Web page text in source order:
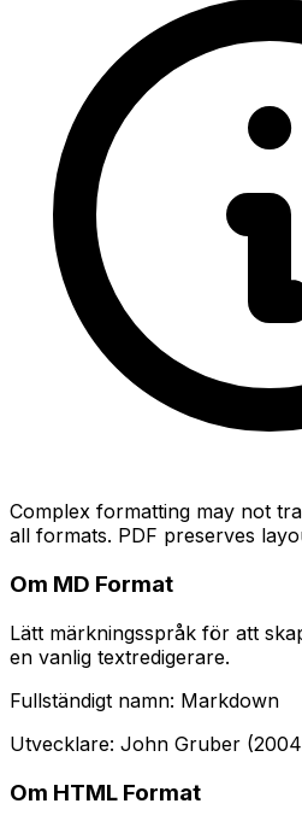
Complex formatting may not
all formats. PDF preserves
Om MD Format
Lätt märkningsspråk för att
en vanlig textredigerare.
Fullständigt namn: Markdown
Utvecklare: John Gruber
Om HTML Format